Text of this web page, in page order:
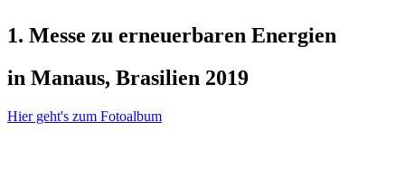
1. Messe zu erneuerbaren Energien
in Manaus, Brasilien 2019
Hier geht's zum Fotoalbum